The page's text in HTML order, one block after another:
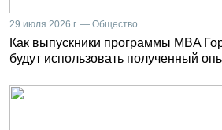
29 июля 2026 г. — Общество
Как выпускники программы MBA
будут использовать полученный